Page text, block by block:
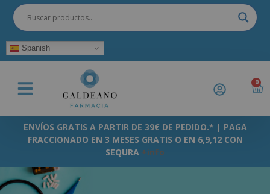
Spanish
0
ENVÍOS GRATIS A PARTIR DE 39€ DE PEDIDO.* | PAGA
FRACCIONADO EN 3 MESES GRATIS O EN 6,9,12 CON
SEQURA +info